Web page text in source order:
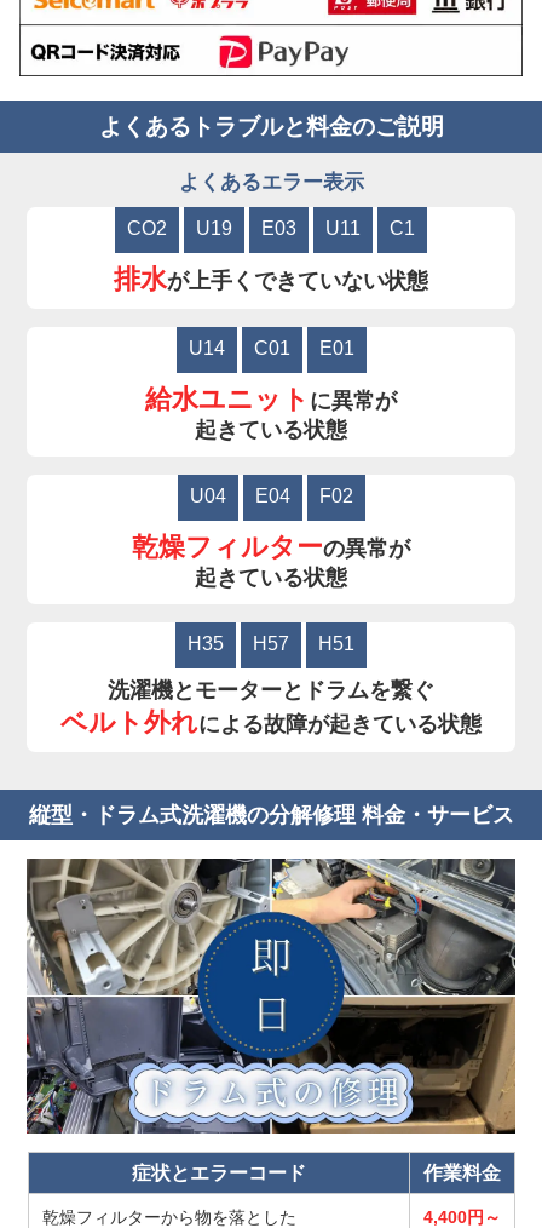
よくあるトラブルと料金のご説明
よくあるエラー表示
CO2 U19 E03 U11 C1
排水が上手くできていない状態
U14 C01 E01
給水ユニット に異常が
起きている状態
U04 E04 F02
乾燥フィルターの異常が
起きている状態
H35 H57 H51
洗濯機とモーターとドラムを繋ぐ
ベルト外れによる故障が起きている状態
縦型・ドラム式洗濯機の分解修理 料金・サービス
症状とエラーコード 作業料金
乾燥フィルターから物を落とした 4,400円～